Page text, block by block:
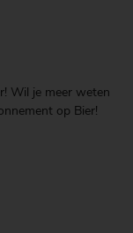
Wil je meer weten
op Bier!